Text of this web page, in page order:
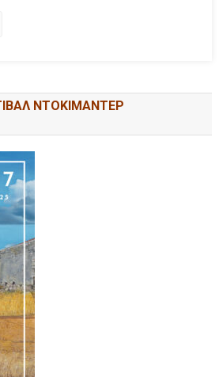
ΝΤΟΚΙΜΑΝΤΕΡ